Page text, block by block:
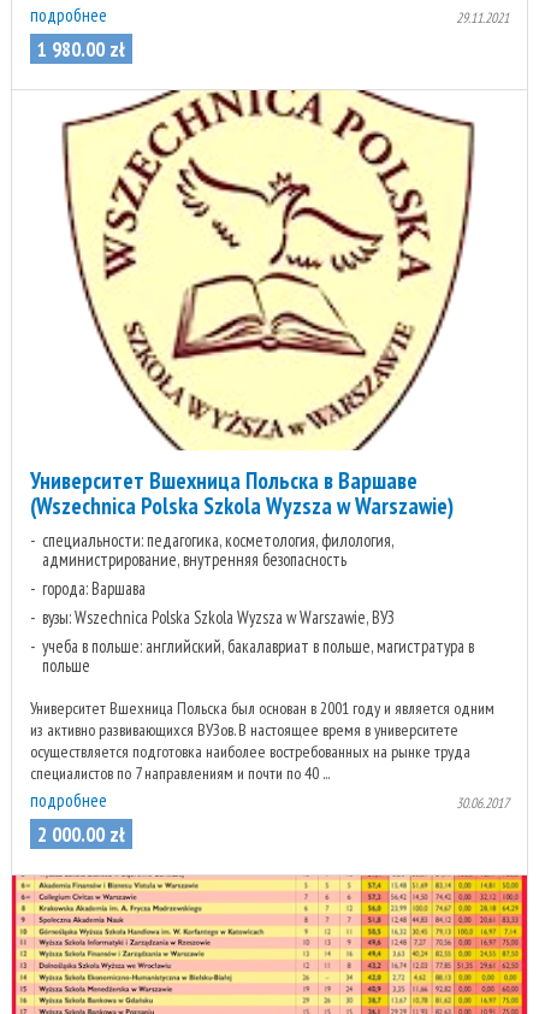
подробнее 29.11.2021
1 980.00 zł
Университет Вшехница Польска в Варшаве
(Wszechnica Polska Szkola Wyzsza w Warszawie)
специальности: педагогика, косметология, филология,
администрирование, внутренняя безопасность
города: Варшава
вузы: Wszechnica Polska Szkola Wyzsza w Warszawie, ВУЗ
учеба в польше: английский, бакалавриат в польше, магистратура в
польше
Университет Вшехница Польска был основан в 2001 году и является одним
из активно развивающихся ВУЗов. В настоящее время в университете
осуществляется подготовка наиболее востребованных на рынке труда
специалистов по 7 направлениям и почти по 40 ...
подробнее 30.06.2017
2 000.00 zł